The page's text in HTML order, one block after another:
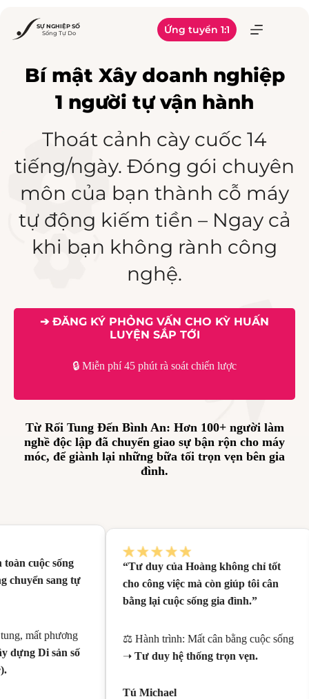
content
Ứng tuyển 1:1
Bí mật Xây doanh nghiệp
1 người tự vận hành
Thoát cảnh cày cuốc 14
tiếng/ngày. Đóng gói chuyên
môn của bạn thành cỗ máy
tự động kiếm tiền – Ngay cả
khi bạn không rành công
nghệ.
➔ ĐĂNG KÝ PHỎNG VẤN CHO KỲ HUẤN
LUYỆN SẮP TỚI
🔒 Miễn phí 45 phút rà soát chiến lược
Từ Rối Tung Đến Bình An: Hơn 100+ người làm
nghề độc lập đã chuyển giao sự bận rộn cho máy
móc, để giành lại những bữa tối trọn vẹn bên gia
đình.
cuộc sống
sang tự
mất phương
Di sản số
“Tư duy của Hoàng không chỉ tốt
cho công việc mà còn giúp tôi cân
bằng lại cuộc sống gia đình.”
⚖️ Hành trình: Mất cân bằng cuộc sống
Tư duy hệ thống trọn vẹn.
Tú Michael